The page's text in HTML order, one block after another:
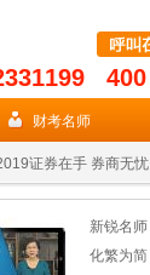
400
财考名师
2019年期货从业名师授
证券在手 券商无忧
年期货从业名师授
新锐名师
化繁为简